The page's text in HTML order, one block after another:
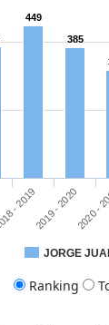
449
385
JORGE
- 20192019 - 20202020 -
Ranking